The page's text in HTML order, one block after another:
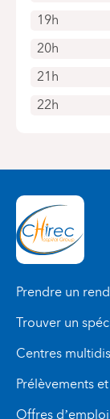
19h
20h
21h
22h
Prendre un
Trouver un
Centres
Prélèvements
Offres d’emploi